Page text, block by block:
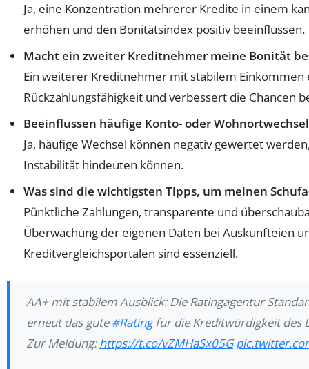
Ja, eine Konzentration mehrerer Kredite in einem
erhöhen und den Bonitätsindex positiv beeinflussen.
Macht ein zweiter Kreditnehmer meine Bonität
Ein weiterer Kreditnehmer mit stabilem Einkommen
Rückzahlungsfähigkeit und verbessert die Chancen
Beeinflussen häufige Konto- oder
Ja, häufige Wechsel können negativ gewertet
Instabilität hindeuten können.
Was sind die wichtigsten Tipps, um meinen
Pünktliche Zahlungen, transparente und
Überwachung der eigenen Daten bei Auskunfteien
Kreditvergleichsportalen sind essenziell.
AA+ mit stabilem Ausblick: Die Ratingagentur
erneut das gute#Ratingfür die Kreditwürdigkeit des
Zur Meldung:https://t.co/vZMHaSx05G